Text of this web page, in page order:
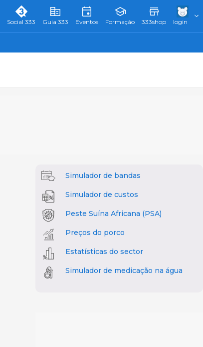
Social 333 Guia 333 Eventos Formação 333shop login
Simulador de bandas
Simulador de custos
Peste Suína Africana (PSA)
Preços do porco
Estatísticas do sector
Simulador de medicação na água